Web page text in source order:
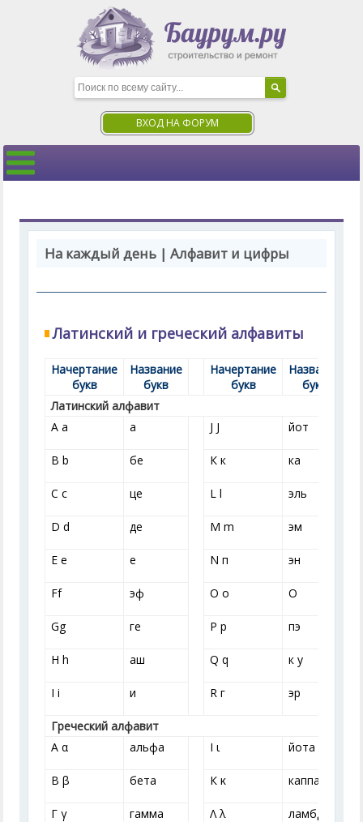
ВХОД НА ФОРУМ
На каждый день | Алфавит и цифры
Латинский и греческий алфавиты
Начертание
букв
Название
букв
Начертание
букв
Название
букв
Латинский алфавит
А а
а J J йот
В b бе К к ка
С с це L l эль
D d де М m эм
Е е е N п эн
Ff эф О о О
Gg ге Р р пэ
Н h аш Q q к у
I i и R г эр
Греческий алфавит
A α
альфа I ι йота
В β бета К κ каппа
Г γ гамма Λ λ ламбда